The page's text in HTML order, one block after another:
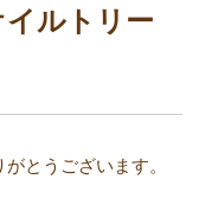
イルトリー
とうございます。⠀